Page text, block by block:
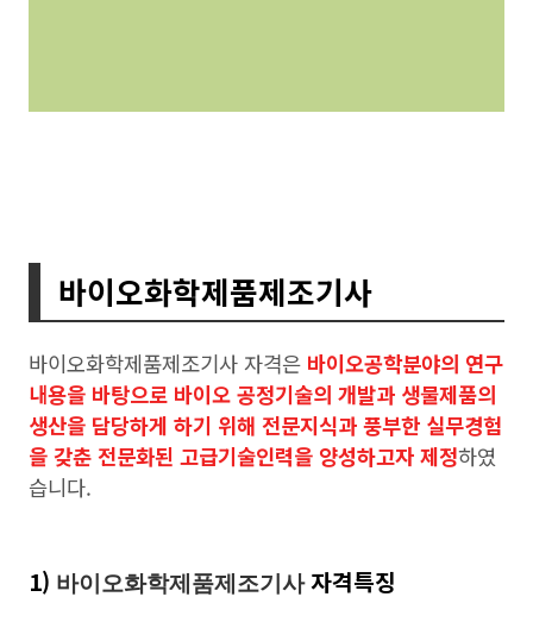
바이오화학제품제조기사
바이오화학제품제조기사 자격은 바이오공학분야의 연구
내용을 바탕으로 바이오 공정기술의 개발과 생물제품의
생산을 담당하게 하기 위해 전문지식과 풍부한 실무경험
을 갖춘 전문화된 고급기술인력을 양성하고자 제정하였
습니다.
1) 바이오화학제품제조기사자격특징